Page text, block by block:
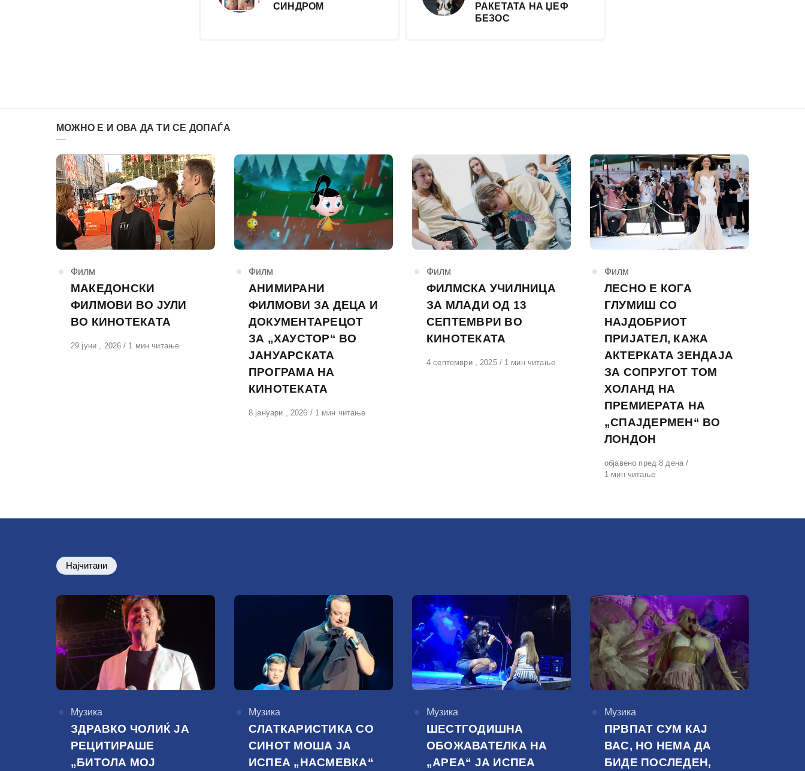
СИНДРОМ
РАКЕТАТА НА ЏЕФ
БЕЗОС
МОЖНО Е И ОВА ДА ТИ СЕ ДОПАЃА
КАтегорија
Филм
МАКЕДОНСКИ
ФИЛМОВИ ВО ЈУЛИ
ВО КИНОТЕКАТА
Објавено
29 јуни , 2026 1 мин читање
КАтегорија
Филм
АНИМИРАНИ
ФИЛМОВИ ЗА ДЕЦА И
ДОКУМЕНТАРЕЦОТ
ЗА „ХАУСТОР“ ВО
ЈАНУАРСКАТА
ПРОГРАМА НА
КИНОТЕКАТА
Објавено
8 јануари , 2026 1 мин читање
КАтегорија
Филм
ФИЛМСКА УЧИЛНИЦА
ЗА МЛАДИ ОД 13
СЕПТЕМВРИ ВО
КИНОТЕКАТА
Објавено
4 септември , 2025 1 мин читање
КАтегорија
Филм
ЛЕСНО Е КОГА
ГЛУМИШ СО
НАЈДОБРИОТ
ПРИЈАТЕЛ, КАЖА
АКТЕРКАТА ЗЕНДАЈА
ЗА СОПРУГОТ ТОМ
ХОЛАНД НА
ПРЕМИЕРАТА НА
„СПАЈДЕРМЕН“ ВО
ЛОНДОН
Објавено
на
објавено пред 8 дена
1 мин читање
Најчитани
КАтегорија
Музика
ЗДРАВКО ЧОЛИЌ ЈА
РЕЦИТИРАШЕ
„БИТОЛА МОЈ
КАтегорија
Музика
СЛАТКАРИСТИКА СО
СИНОТ МОША ЈА
ИСПЕА „НАСМЕВКА“
КАтегорија
Музика
ШЕСТГОДИШНА
ОБОЖАВАТЕЛКА НА
„АРЕА“ ЈА ИСПЕА
КАтегорија
Музика
ПРВПАТ СУМ КАЈ
ВАС, НО НЕМА ДА
БИДЕ ПОСЛЕДЕН,